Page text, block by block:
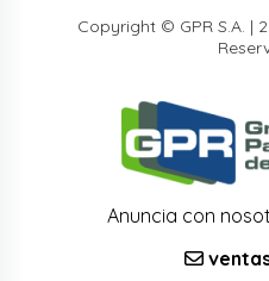
Copyright © GPR S.A. |
Anuncia con